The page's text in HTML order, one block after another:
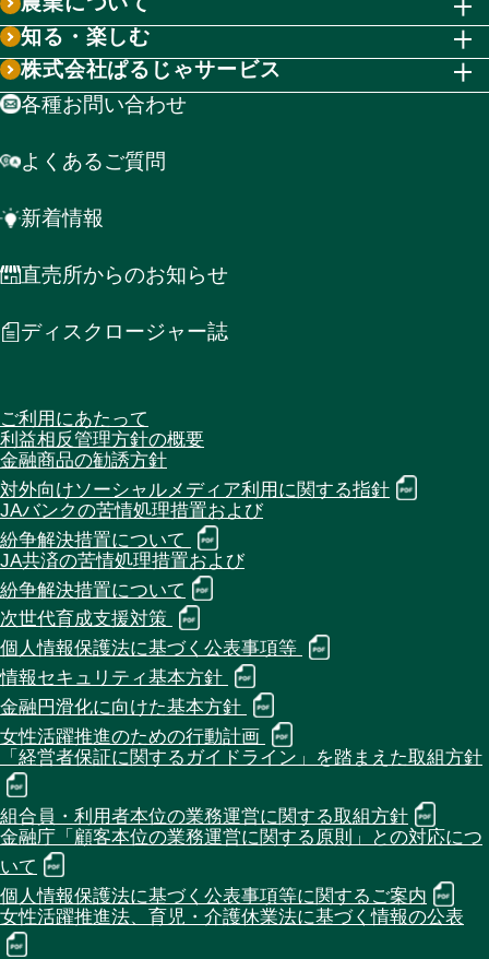
知る・楽しむ
株式会社ぱるじゃサービス
各種お問い合わせ
よくあるご質問
新着情報
直売所からのお知らせ
ディスクロージャー誌
ご利用にあたって
利益相反管理方針の概要
金融商品の勧誘方針
対外向けソーシャルメディア利用に関する指針
JAバンクの苦情処理措置および
紛争解決措置について
JA共済の苦情処理措置および
紛争解決措置について
次世代育成支援対策
個人情報保護法に基づく公表事項等
情報セキュリティ基本方針
金融円滑化に向けた基本方針
女性活躍推進のための行動計画
「経営者保証に関するガイドライン」を踏まえた取組方針
組合員・利用者本位の業務運営に関する取組方針
金融庁「顧客本位の業務運営に関する原則」との対応につ
いて
個人情報保護法に基づく公表事項等に関するご案内
女性活躍推進法、育児・介護休業法に基づく情報の公表